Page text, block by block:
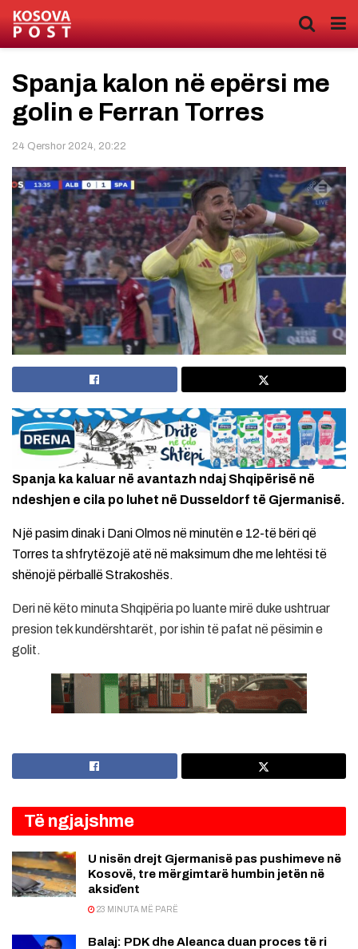
Spanja kalon në epërsi me
golin e Ferran Torres
24 Qershor 2024, 20:22
Spanja ka kaluar në avantazh ndaj Shqipërisë në
ndeshjen e cila po luhet në Dusseldorf të Gjermanisë.
Një pasim dinak i Dani Olmos në minutën e 12-të bëri që
Torres ta shfrytëzojë atë në maksimum dhe me lehtësi të
shënojë përballë Strakoshës.
Deri në këto minuta Shqipëria po luante mirë duke ushtruar
presion tek kundërshtarët, por ishin të pafat në pësimin e
golit.
Të ngjajshme
U nisën drejt Gjermanisë pas pushimeve në
Kosovë, tre mërgimtarë humbin jetën në
aksiďent
23 MINUTA MË PARË
Balaj: PDK dhe Aleanca duan proces të ri